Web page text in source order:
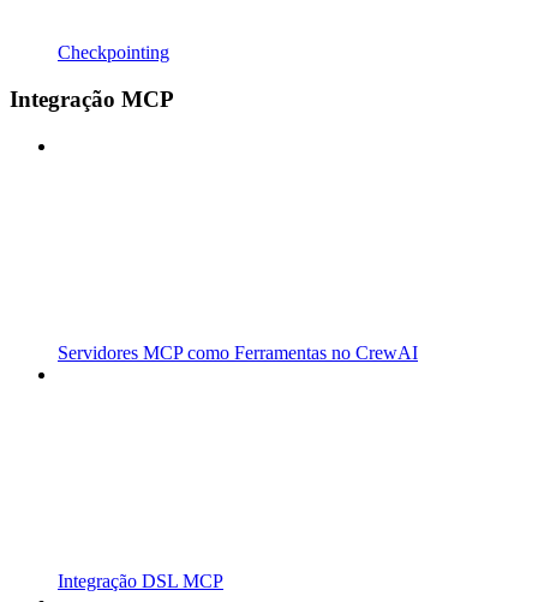
Checkpointing
Integração MCP
Servidores MCP como Ferramentas no CrewAI
Integração DSL MCP